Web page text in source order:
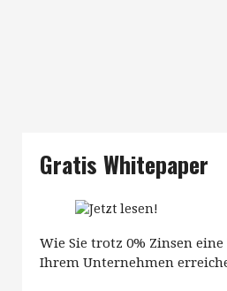
Gratis Whitepaper
Wie Sie trotz 0% Zinsen
Ihrem Unternehmen